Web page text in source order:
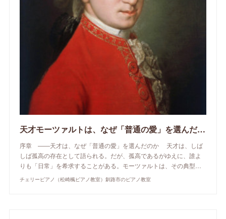
天才モーツァルトは、なぜ「普通の愛」を選んだのか
序章 ——天才は、なぜ「普通の愛」を選んだのか 天才は、しば
しば孤高の存在として語られる。だが、孤高であるがゆえに、誰よ
りも「日常」を希求することがある。モーツァルトは、その典型…
チェリーピアノ（松崎楓ピアノ教室）釧路市のピアノ教室